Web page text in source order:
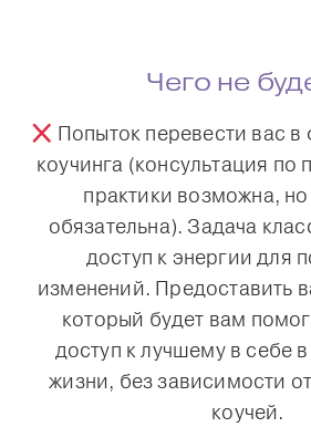
Чего не
Попыток перевести вас
коучинга (консультация по
практики возможна,
обязательна). Задача
доступ к энергии для
изменений. Предоставить
который будет вам
доступ к лучшему в себе
жизни, без зависимости
коучей.